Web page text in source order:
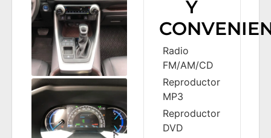
Y
Radio
FM/AM/CD
Reproductor
MP3
Reproductor
DVD